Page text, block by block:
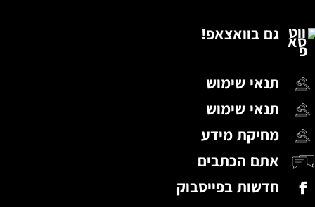
גם בוואצאפ!
תנאי שימוש
תנאי שימוש
מחיקת מידע
אתם הכתבים
חדשות בפייסבוק